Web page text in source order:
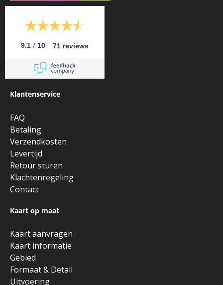
9.1 / 10 71 reviews
Klantenservice
FAQ
Betaling
Verzendkosten
Levertijd
Retour sturen
Klachtenregeling
Contact
Kaart op maat
Kaart aanvragen
Kaart informatie
Gebied
Formaat & Detail
Uitvoering